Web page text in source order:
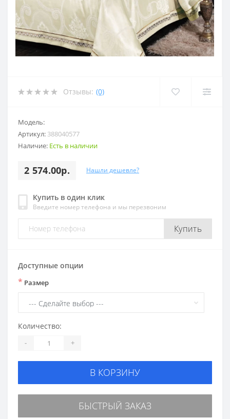
Отзывы: (0)
Модель:
Артикул: 388040577
Наличие: Есть в наличии
2 574.00р. Нашли дешевле?
Купить в один клик
Введите номер телефона и мы перезвоним
Купить
Доступные опции
* Размер
Количество:
- +
В КОРЗИНУ
БЫСТРЫЙ ЗАКАЗ